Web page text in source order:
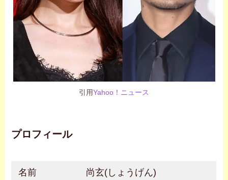
引用Yahoo！ニュース
プロフィール
名前 尚玄(しょうげん)